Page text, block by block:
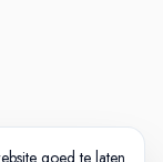
goed te laten